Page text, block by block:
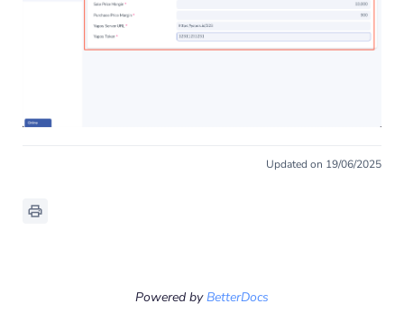
Updated on 19/06/2025
Powered byBetterDocs